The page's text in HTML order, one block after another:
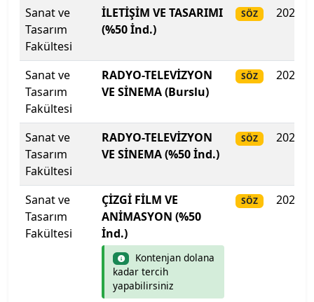
İstanbul Medipol Üniversitesi
İstanbul Nişantaşı Üniversitesi
İstanbul Okan Üniversitesi
İstanbul Rumeli Üniversitesi
İstanbul Sabahattin Zaim Üniversitesi
İstanbul Sağlık ve Sosyal Bilimler Meslek Y.O.
İstanbul Sağlık ve Sosyal Bilimler Meslek Y.O.
İstanbul Sağlık ve Teknoloji Üniversitesi
İstanbul Şişli Meslek Y.O.
Sanat ve
Tasarım
Fakültesi
İLETİŞİM VE TASARIMI
(%50 İnd.)
SÖZ 2025
Sanat ve
Tasarım
Fakültesi
RADYO-TELEVİZYON
VE SİNEMA (Burslu)
SÖZ 2025
Sanat ve
Tasarım
Fakültesi
RADYO-TELEVİZYON
VE SİNEMA (%50 İnd.)
SÖZ 2025
Sanat ve
Tasarım
Fakültesi
ÇİZGİ FİLM VE
ANİMASYON (%50
İnd.)
Kontenjan dolana
kadar tercih
yapabilirsiniz
SÖZ 2025